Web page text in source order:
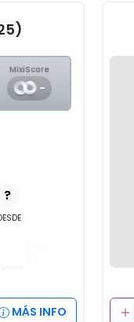
MixiScore
-
?
MÁS INFO